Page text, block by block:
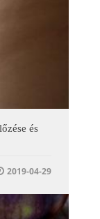
és
2019-04-29